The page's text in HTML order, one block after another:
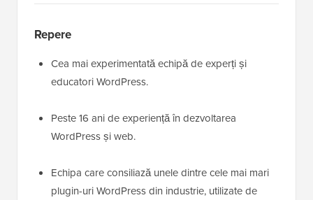
Repere
Cea mai experimentată echipă de experți și
educatori WordPress.
Peste 16 ani de experiență în dezvoltarea
WordPress și web.
Echipa care consiliază unele dintre cele mai mari
plugin-uri WordPress din industrie, utilizate de